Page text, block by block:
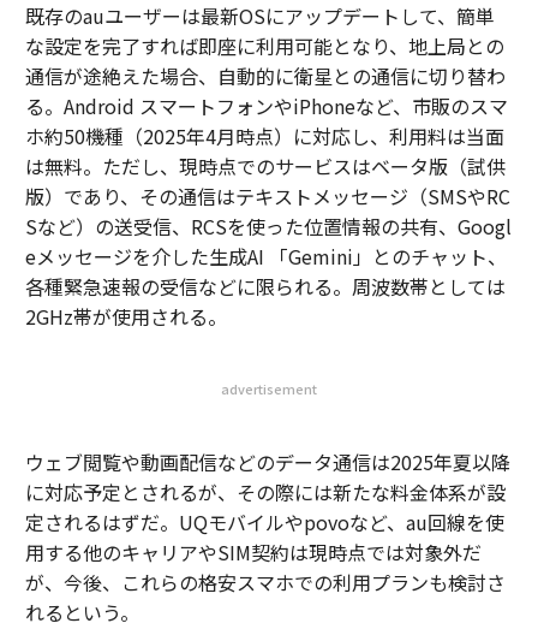
既存のauユーザーは最新OSにアップデートして、簡単
な設定を完了すれば即座に利用可能となり、地上局との
通信が途絶えた場合、自動的に衛星との通信に切り替わ
る。Android スマートフォンやiPhoneなど、市販のスマ
ホ約50機種（2025年4月時点）に対応し、利用料は当面
は無料。ただし、現時点でのサービスはベータ版（試供
版）であり、その通信はテキストメッセージ（SMSやRC
Sなど）の送受信、RCSを使った位置情報の共有、Googl
eメッセージを介した生成AI 「Gemini」とのチャット、
各種緊急速報の受信などに限られる。周波数帯としては
2GHz帯が使用される。
advertisement
ウェブ閲覧や動画配信などのデータ通信は2025年夏以降
に対応予定とされるが、その際には新たな料金体系が設
定されるはずだ。UQモバイルやpovoなど、au回線を使
用する他のキャリアやSIM契約は現時点では対象外だ
が、今後、これらの格安スマホでの利用プランも検討さ
れるという。